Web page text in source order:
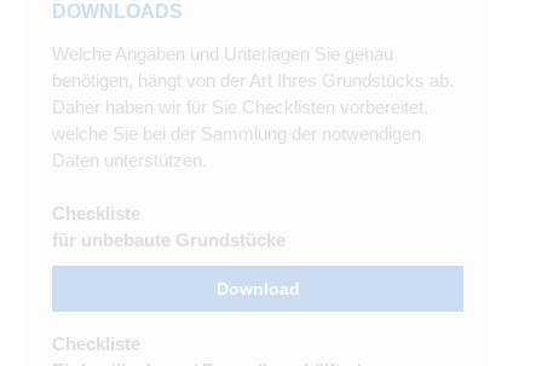
DOWNLOADS
Welche Angaben und Unterlagen Sie genau
benötigen, hängt von der Art Ihres Grundstücks ab.
Daher haben wir für Sie Checklisten vorbereitet,
welche Sie bei der Sammlung der notwendigen
Daten unterstützen.
Checkliste
für unbebaute Grundstücke
Download
Checkliste